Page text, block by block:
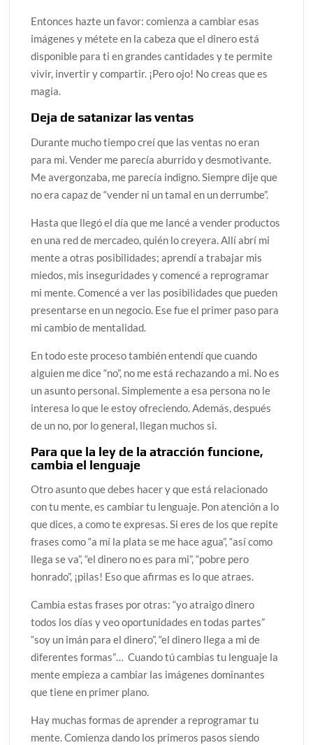
Entonces hazte un favor: comienza a cambiar esas
imágenes y métete en la cabeza que el dinero está
disponible para ti en grandes cantidades y te permite
vivir, invertir y compartir. ¡Pero ojo! No creas que es
magia.
Deja de satanizar las ventas
Durante mucho tiempo creí que las ventas no eran
para mi. Vender me parecía aburrido y desmotivante.
Me avergonzaba, me parecía indigno. Siempre dije que
no era capaz de “vender ni un tamal en un derrumbe”.
Hasta que llegó el día que me lancé a vender productos
en una red de mercadeo, quién lo creyera. Allí abrí mi
mente a otras posibilidades; aprendí a trabajar mis
miedos, mis inseguridades y comencé a reprogramar
mi mente. Comencé a ver las posibilidades que pueden
presentarse en un negocio. Ese fue el primer paso para
mi cambio de mentalidad.
En todo este proceso también entendí que cuando
alguien me dice “no”, no me está rechazando a mi. No es
un asunto personal. Simplemente a esa persona no le
interesa lo que le estoy ofreciendo. Además, después
de un no, por lo general, llegan muchos si.
Para que la ley de la atracción funcione,
cambia el lenguaje
Otro asunto que debes hacer y que está relacionado
con tu mente, es cambiar tu lenguaje. Pon atención a lo
que dices, a como te expresas. Si eres de los que repite
frases como “a mí la plata se me hace agua”, “así como
llega se va”, “el dinero no es para mi”, “pobre pero
honrado”, ¡pilas! Eso que afirmas es lo que atraes.
Cambia estas frases por otras: “yo atraigo dinero
todos los días y veo oportunidades en todas partes”
“soy un imán para el dinero”, “el dinero llega a mi de
diferentes formas”… Cuando tú cambias tu lenguaje la
mente empieza a cambiar las imágenes dominantes
que tiene en primer plano.
Hay muchas formas de aprender a reprogramar tu
mente. Comienza dando los primeros pasos siendo